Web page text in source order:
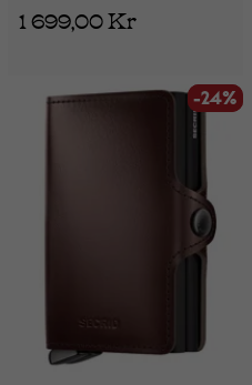
1 699,00 Kr
-24%
-24%